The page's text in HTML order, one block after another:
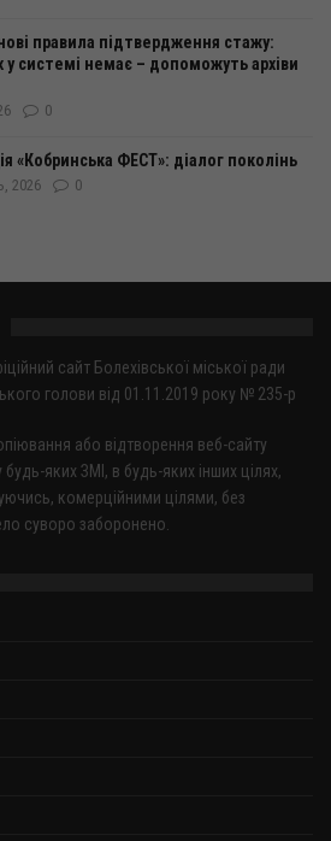
правила підтвердження стажу:
системі немає – допоможуть архіви
0
«Кобринська ФЕСТ»: діалог поколінь
2026 0
сайт Болехівської міської ради
голови від 01.11.2019 року № 235-р
або відтворення веб-сайту
яких ЗМІ, в будь-яких інших цілях,
комерційними цілями, без
суворо заборонено.